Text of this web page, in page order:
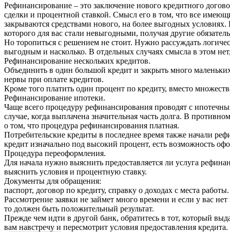
Рефинансирование – это заключение нового кредитного
сделки и процентной ставкой. Смысл его в том, что все
закрываются средствами нового, на более выгодных условиях.
которого для вас стали невыгодными, получая другие
Но торопиться с решением не стоит. Нужно рассуждать
выгодным и насколько. В отдельных случаях смысла в этом
Рефинансирование нескольких кредитов.
Объединить в один большой кредит и закрыть много
нервы при оплате кредитов.
Кроме того платить один процент по кредиту, вместо
Рефинансирование ипотеки.
Чаще всего процедуру рефинансирования проводят с
случае, когда выплачена значительная часть долга. В
о том, что процедура рефинансирования платная.
Потребительские кредиты в последнее время также начали
кредит изначально под высокий процент, есть возможность
Процедура переоформления.
Для начала нужно выяснить предоставляется ли услуга
выяснить условия и процентную ставку.
Документы для обращения:
паспорт, договор по кредиту, справку о доходах с места работы.
Рассмотрение заявки не займет много времени и если у вас
то должен быть положительный результат.
Прежде чем идти в другой банк, обратитесь в тот, который
вам навстречу и пересмотрит условия предоставления